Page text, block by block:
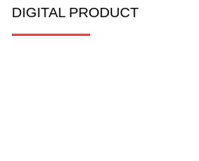
DIGITAL PRODUCT